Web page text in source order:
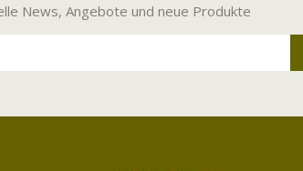
News, Angebote und neue Produkte